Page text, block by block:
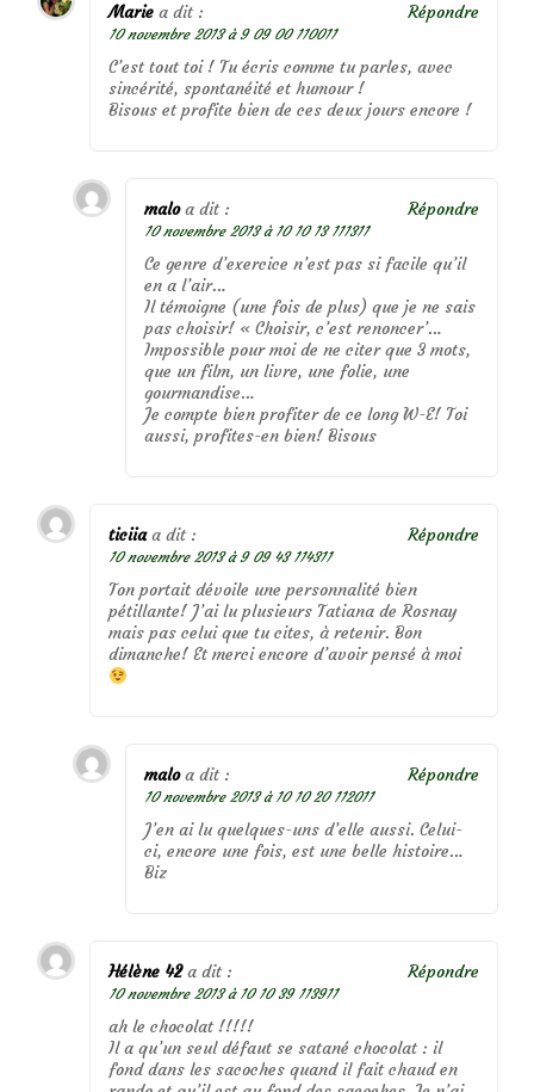
Marie a dit :
10 novembre 2013 à 9 09 00 110011
C’est tout toi ! Tu écris comme tu parles, avec
sincérité, spontanéité et humour !
Bisous et profite bien de ces deux jours encore !
Répondre
malo a dit :
10 novembre 2013 à 10 10 13 111311
Ce genre d’exercice n’est pas si facile qu’il
en a l’air…
Il témoigne (une fois de plus) que je ne sais
pas choisir! « Choisir, c’est renoncer’…
Impossible pour moi de ne citer que 3 mots,
que un film, un livre, une folie, une
gourmandise…
Je compte bien profiter de ce long W-E! Toi
aussi, profites-en bien! Bisous
Répondre
ticiia a dit :
10 novembre 2013 à 9 09 43 114311
Ton portait dévoile une personnalité bien
pétillante! J’ai lu plusieurs Tatiana de Rosnay
mais pas celui que tu cites, à retenir. Bon
dimanche! Et merci encore d’avoir pensé à moi
Répondre
malo a dit :
10 novembre 2013 à 10 10 20 112011
J’en ai lu quelques-uns d’elle aussi. Celui-
ci, encore une fois, est une belle histoire…
Biz
Répondre
Hélène 42 a dit :
10 novembre 2013 à 10 10 39 113911
ah le chocolat !!!!!
Il a qu’un seul défaut se satané chocolat : il
fond dans les sacoches quand il fait chaud en
Répondre